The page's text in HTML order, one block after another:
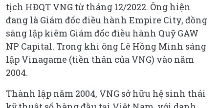
tịch HĐQT VNG từ tháng 12/2022. Ông hiện
đang là Giám đốc điều hành Empire City, đồng
sáng lập kiêm Giám đốc điều hành Quỹ GAW
NP Capital. Trong khi ông Lê Hồng Minh sáng
lập Vinagame (tiền thân của VNG) vào năm
2004.
Thành lập năm 2004, VNG sở hữu hệ sinh thái